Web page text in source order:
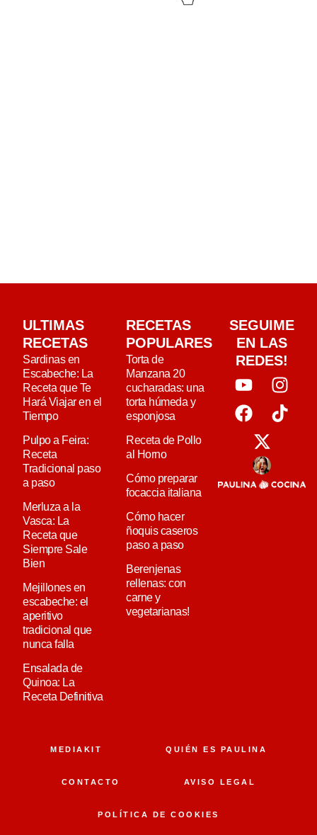
ULTIMAS
RECETAS
Sardinas en
Escabeche: La
Receta que Te
Hará Viajar en el
Tiempo
Pulpo a Feira:
Receta
Tradicional paso
a paso
Merluza a la
Vasca: La
Receta que
Siempre Sale
Bien
Mejillones en
escabeche: el
aperitivo
tradicional que
nunca falla
Ensalada de
Quinoa: La
Receta Definitiva
RECETAS
POPULARES
Torta de
Manzana 20
cucharadas: una
torta húmeda y
esponjosa
Receta de Pollo
al Horno
Cómo preparar
focaccia italiana
Cómo hacer
ñoquis caseros
paso a paso
Berenjenas
rellenas: con
carne y
vegetarianas!
SEGUIME
EN LAS
REDES!
MEDIAKIT QUIÉN ES PAULINA
CONTACTO AVISO LEGAL
POLÍTICA DE COOKIES